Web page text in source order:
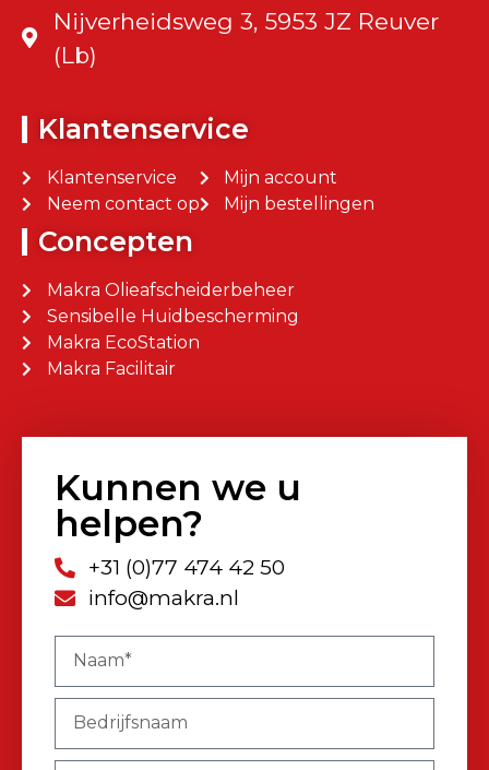
Nijverheidsweg 3, 5953 JZ Reuver
(Lb)
Klantenservice
Klantenservice
Neem contact op
Mijn account
Mijn bestellingen
Concepten
Makra Olieafscheiderbeheer
Sensibelle Huidbescherming
Makra EcoStation
Makra Facilitair
Kunnen we u
helpen?
+31 (0)77 474 42 50
info@makra.nl